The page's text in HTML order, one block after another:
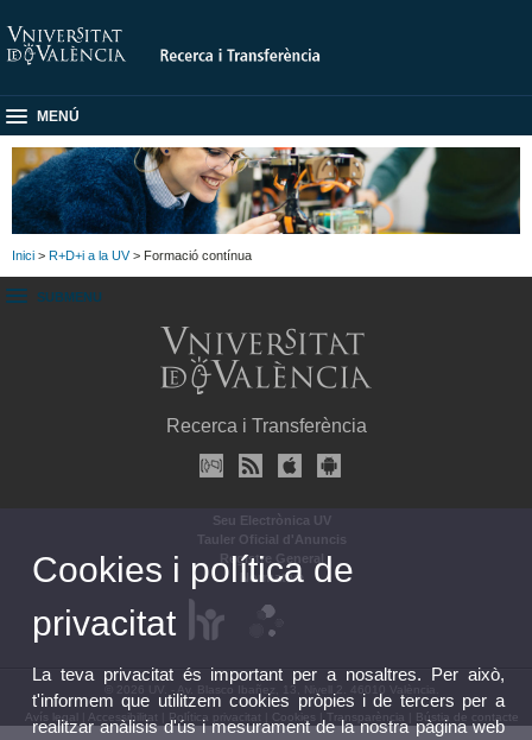
MENÚ
Inici > R+D+i a la UV> Formació contínua
SUBMENU
Recerca i Transferència
Seu Electrònica UV
Tauler Oficial d'Anuncis
Registre General
Normativa
© 2026 UV. - Av. Blasco Ibañez, 13, Nivell 2. 46010 València.
Avís legal Accessibilitat Política privacitat Cookies |Transparència Bústia de contacte
Cookies i política de
privacitat
La teva privacitat és important per a nosaltres. Per això,
t'informem que utilitzem cookies pròpies i de tercers per a
realitzar anàlisis d'ús i mesurament de la nostra pàgina web